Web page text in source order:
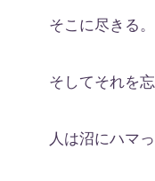
そこに尽きる。
そしてそれを
人は沼にハマ